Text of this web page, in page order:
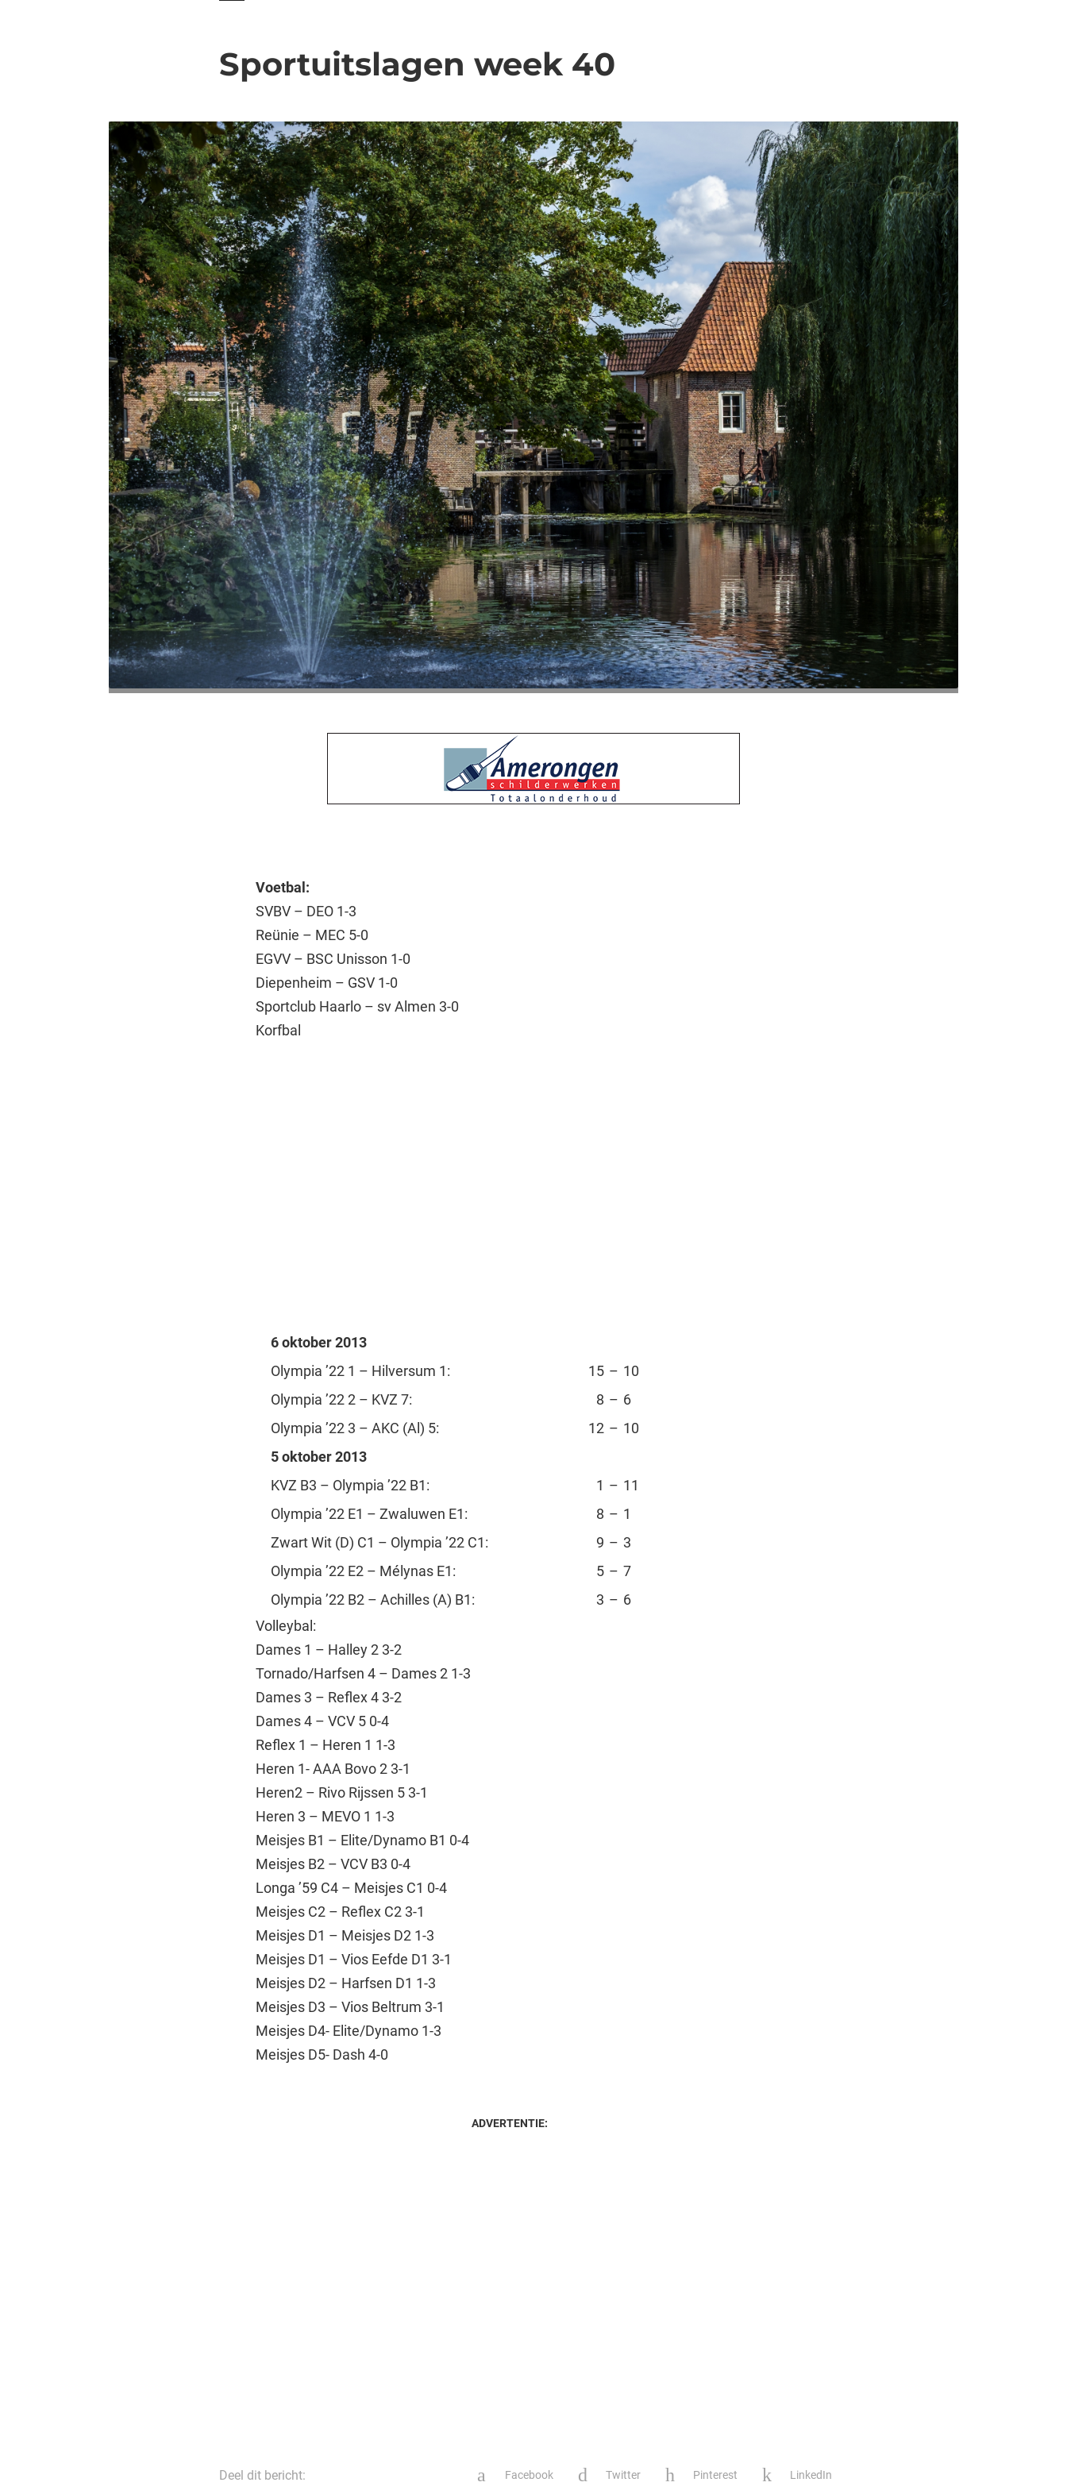
Sportuitslagen week 40
Voetbal:
SVBV – DEO 1-3
Reünie – MEC 5-0
EGVV – BSC Unisson 1-0
Diepenheim – GSV 1-0
Sportclub Haarlo – sv Almen 3-0
Korfbal
6 oktober 2013
Olympia ’22 1 – Hilversum 1:
15 – 10
Olympia ’22 2 – KVZ 7:
8 – 6
Olympia ’22 3 – AKC (Al) 5:
12 – 10
5 oktober 2013
KVZ B3 – Olympia ’22 B1:
1 – 11
Olympia ’22 E1 – Zwaluwen E1:
8 – 1
Zwart Wit (D) C1 – Olympia ’22 C1:
9 – 3
Olympia ’22 E2 – Mélynas E1:
5 – 7
Olympia ’22 B2 – Achilles (A) B1:
3 – 6
Volleybal:
Dames 1 – Halley 2 3-2
Tornado/Harfsen 4 – Dames 2 1-3
Dames 3 – Reflex 4 3-2
Dames 4 – VCV 5 0-4
Reflex 1 – Heren 1 1-3
Heren 1- AAA Bovo 2 3-1
Heren2 – Rivo Rijssen 5 3-1
Heren 3 – MEVO 1 1-3
Meisjes B1 – Elite/Dynamo B1 0-4
Meisjes B2 – VCV B3 0-4
Longa ’59 C4 – Meisjes C1 0-4
Meisjes C2 – Reflex C2 3-1
Meisjes D1 – Meisjes D2 1-3
Meisjes D1 – Vios Eefde D1 3-1
Meisjes D2 – Harfsen D1 1-3
Meisjes D3 – Vios Beltrum 3-1
Meisjes D4- Elite/Dynamo 1-3
Meisjes D5- Dash 4-0
ADVERTENTIE:
Deel dit bericht: Facebook Twitter Pinterest LinkedIn